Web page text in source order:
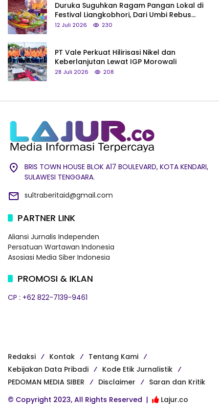
Duruka Suguhkan Ragam Pangan Lokal di
Festival Liangkobhori, Dari Umbi Rebus
hingga Tumpeng Beras Muna
12 Juli 2026 230
PT Vale Perkuat Hilirisasi Nikel dan
Keberlanjutan Lewat IGP Morowali
28 Juli 2026 208
BRIS TOWN HOUSE BLOK A17 BOULEVARD, KOTA KENDARI,
SULAWESI TENGGARA.
sultraberitaid@gmail.com
PARTNER LINK
Aliansi Jurnalis Independen
Persatuan Wartawan Indonesia
Asosiasi Media Siber Indonesia
PROMOSI & IKLAN
CP : +62 822-7139-9461
Redaksi Kontak
Tentang Kami
Kebijakan Data Pribadi
Kode Etik Jurnalistik
PEDOMAN MEDIA SIBER
Disclaimer
Saran dan Kritik
© Copyright 2023, All Rights Reserved |
Lajur.co